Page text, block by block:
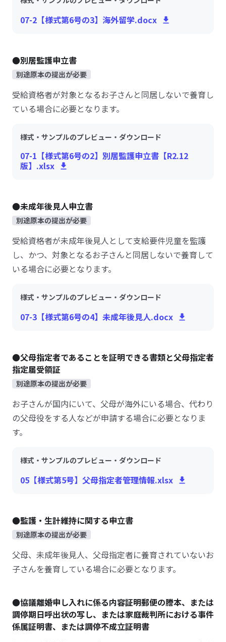
07-2【様式第6号の3】海外留学.docx
●別居監護申立書
別途原本の提出が必要
受給資格者が対象となるお子さんと同居しないで養育し
ている場合に必要となります。
様式・サンプルのプレビュー・ダウンロード
07-1【様式第6号の2】別居監護申立書【R2.12
版】.xlsx
●未成年後見人申立書
別途原本の提出が必要
受給資格者が未成年後見人として支給要件児童を監護
し、かつ、対象となるお子さんと同居しないで養育して
いる場合に必要となります。
様式・サンプルのプレビュー・ダウンロード
07-3【様式第6号の4】未成年後見人.docx
●父母指定者であることを証明できる書類と父母指定者
指定届受領証
別途原本の提出が必要
お子さんが国内にいて、父母が海外にいる場合、代わり
の父母役をする人などが申請する場合に必要となりま
す。
様式・サンプルのプレビュー・ダウンロード
05【様式第5号】父母指定者管理情報.xlsx
●監護・生計維持に関する申立書
別途原本の提出が必要
父母、未成年後見人、父母指定者に養育されていないお
子さんを養育している場合に必要となります。
●協議離婚申し入れに係る内容証明郵便の謄本、または
調停期日呼出状の写し、または家庭裁判所における事件
係属証明書、または調停不成立証明書